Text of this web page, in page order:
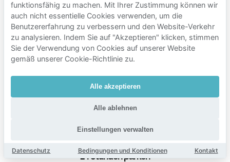
Mobypark-
Parkgebühren
in der Nähe
von The Hotel
Brussels
Parkzeit
Mobypark-Parkgebühren
1 Stunde parken
24 Stunden parken
funktionsfähig zu machen. Mit Ihrer Zustimmung können wir
auch nicht essentielle Cookies verwenden, um die
Benutzererfahrung zu verbessern und den Website-Verkehr
zu analysieren. Indem Sie auf "Akzeptieren" klicken, stimmen
Sie der Verwendung von Cookies auf unserer Website
gemäß unserer Cookie-Richtlinie zu.
Alle akzeptieren
Alle ablehnen
Einstellungen verwalten
Datenschutz Bedingungen und Konditionen Kontakt